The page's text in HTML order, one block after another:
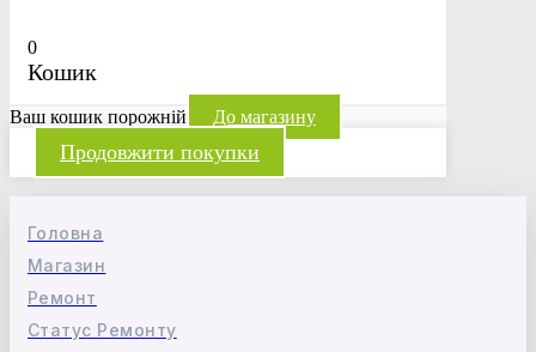
0
Кошик
Ваш кошик порожній До магазину
Продовжити покупки
Головна
Магазин
Ремонт
Статус Ремонту